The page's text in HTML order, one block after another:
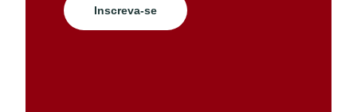
Inscreva-se